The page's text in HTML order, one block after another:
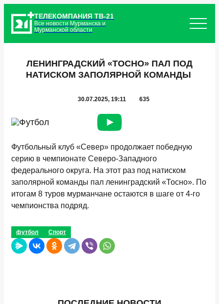
ТЕЛЕКОМПАНИЯ ТВ-21
Все новости Мурманска и
Мурманской области
ЛЕНИНГРАДСКИЙ «ТОСНО» ПАЛ ПОД
НАТИСКОМ ЗАПОЛЯРНОЙ КОМАНДЫ
30.07.2025, 19:11 635
Футбольный клуб «Север» продолжает победную
серию в чемпионате Северо-Западного
федерального округа. На этот раз под натиском
заполярной команды пал ленинградский «Тосно». По
итогам 8 туров мурманчане остаются в шаге от 4-го
чемпионства подряд.
футбол Спорт